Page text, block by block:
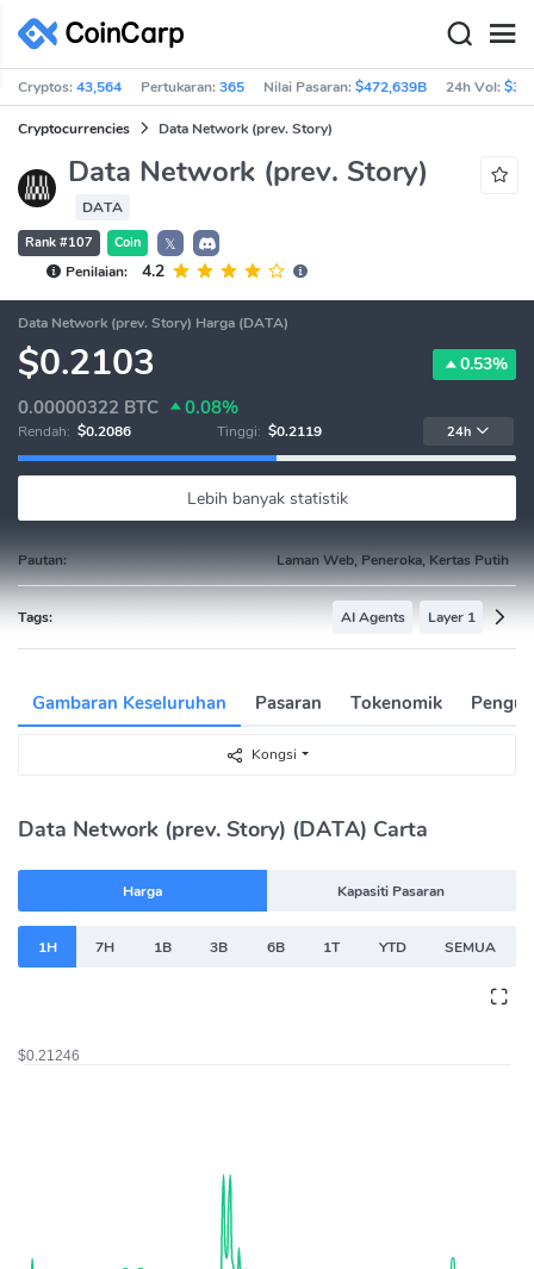
Cryptos:43,564 Pertukaran:365 Nilai Pasaran:$472,639B 24h Vol:
Cryptocurrencies Data Network (prev. Story)
Data Network (prev. Story)
DATA
Rank #107 Coin
𝕏
Penilaian:
4.2
Data Network (prev. Story) Harga (DATA)
$0.2103 0.53%
0.00000322 BTC 0.08%
Rendah: $0.2086 Tinggi: $0.2119 24h
Lebih banyak statistik
Pautan: Laman Web, Peneroka, Kertas Putih
Tags: AI Agents Layer 1
Gambaran Keseluruhan Pasaran Tokenomik
Kongsi
Data Network (prev. Story) (DATA) Carta
Harga Kapasiti Pasaran
1H 7H 1B 3B 6B 1T YTD SEMUA